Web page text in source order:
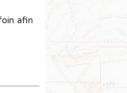
afin